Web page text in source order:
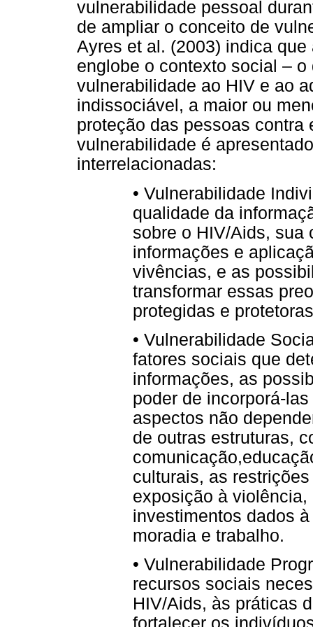
vulnerabilidade pessoal
de ampliar o conceito de
Ayres et al. (2003) indica
englobe o contexto social –
vulnerabilidade ao HIV e ao
indissociável, a maior ou
proteção das pessoas
vulnerabilidade é
interrelacionadas:
• Vulnerabilidade
qualidade da
sobre o HIV/Aids, sua
informações e
vivências, e as
transformar essas
protegidas e
• Vulnerabilidade
fatores sociais que
informações, as
poder de incorporá-
aspectos não
de outras estruturas,
culturais, as
exposição à
investimentos dados
moradia e trabalho.
• Vulnerabilidade
recursos sociais
HIV/Aids, às práticas
fortalecer os